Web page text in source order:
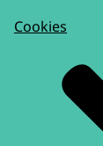
Cookies